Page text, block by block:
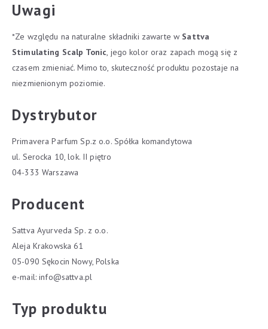
Uwagi
*Ze względu na naturalne składniki zawarte w Sattva
Stimulating Scalp Tonic, jego kolor oraz zapach mogą się z
czasem zmieniać. Mimo to, skuteczność produktu pozostaje na
niezmienionym poziomie.
Dystrybutor
Primavera Parfum Sp.z o.o. Spółka komandytowa
ul. Serocka 10, lok. II piętro
04-333 Warszawa
Producent
Sattva Ayurveda Sp. z o.o.
Aleja Krakowska 61
05-090 Sękocin Nowy, Polska
e-mail:info@sattva.pl
Typ produktu